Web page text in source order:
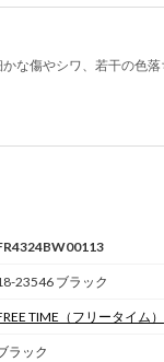
な傷やシワ、若干の色
23546 ブラック
TIME （フリータイム）
ラック